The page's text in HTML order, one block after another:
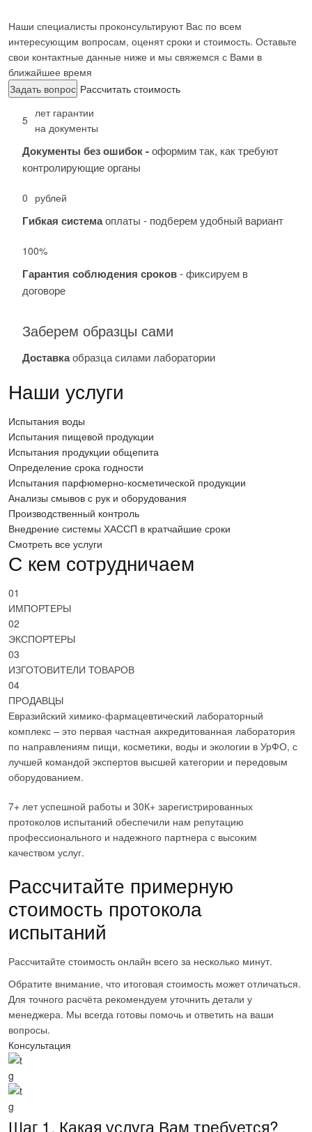
Наши специалисты проконсультируют Вас по всем
интересующим вопросам, оценят сроки и стоимость. Оставьте
свои контактные данные ниже и мы свяжемся с Вами в
ближайшее время
Задать вопрос Рассчитать стоимость
5
лет гарантии
на документы
Документы без ошибок -оформим так, как требуют
контролирующие органы
0 рублей
Гибкая системаоплаты - подберем удобный вариант
100%
Гарантия соблюдения сроков- фиксируем в
договоре
Заберем образцы сами
Доставкаобразца силами лаборатории
Наши услуги
Испытания воды
Испытания пищевой продукции
Испытания продукции общепита
Определение срока годности
Испытания парфюмерно-косметической продукции
Анализы смывов с рук и оборудования
Производственный контроль
Внедрение системы ХАССП в кратчайшие сроки
Смотреть все услуги
С кем сотрудничаем
01
ИМПОРТЕРЫ
02
ЭКСПОРТЕРЫ
03
ИЗГОТОВИТЕЛИ ТОВАРОВ
04
ПРОДАВЦЫ
Евразийский химико-фармацевтический лабораторный
комплекс – это первая частная аккредитованная лаборатория
по направлениям пищи, косметики, воды и экологии в УрФО, с
лучшей командой экспертов высшей категории и передовым
оборудованием.
7+ лет успешной работы и 30К+ зарегистрированных
протоколов испытаний обеспечили нам репутацию
профессионального и надежного партнера с высоким
качеством услуг.
Рассчитайте примерную
стоимость протокола
испытаний
Рассчитайте стоимость онлайн всего за несколько минут.
Обратите внимание, что итоговая стоимость может отличаться.
Для точного расчёта рекомендуем уточнить детали у
менеджера. Мы всегда готовы помочь и ответить на ваши
вопросы.
Консультация
Шаг 1. Какая услуга Вам требуется?